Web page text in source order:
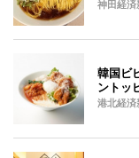
神田経済
韓国ビ
ントッ
港北経済